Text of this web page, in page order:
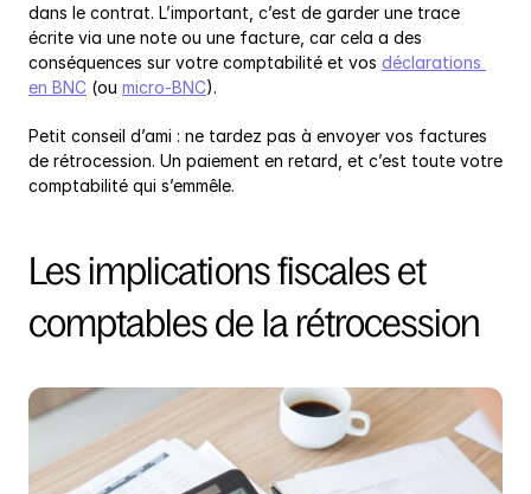
dans le contrat. L’important, c’est de garder une trace
écrite via une note ou une facture, car cela a des
conséquences sur votre comptabilité et vos déclarations
en BNC (ou micro-BNC).
Petit conseil d’ami : ne tardez pas à envoyer vos factures
de rétrocession. Un paiement en retard, et c’est toute votre
comptabilité qui s’emmêle.
Les implications fiscales et
comptables de la rétrocession